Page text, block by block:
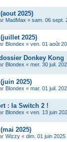
2025)
MadMax « sam. 06 sept.
2025)
Blondex « ven. 01 août
Donkey Kong
Blondex « mer. 30 juil.
2025)
Blondex « mar. 01 juil.
: la Switch 2 !
Blondex « ven. 13 juin
2025)
Wizzy « dim. 01 juin 2025